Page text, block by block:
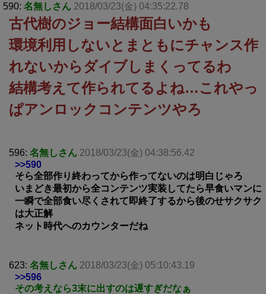
590: 名無しさん 2018/03/23(金) 04:35:22.78
古代樹のジョー結構面白いかも
環境利用しないとまともにチャンス作
れないからダイブしまくってるわ
結構考えて作られてるよね…これやっ
ぱアンロックコンテンツやろ
596: 名無しさん 2018/03/23(金) 04:38:56.42
>>590
そら全部作り終わってから作ってないのは明白じゃろ
いまどき最初から全コンテンツ実装してたら早食いマンに
一瞬で全部食い尽くされて即終了するから後のせサクサク
は大正解
ネット時代へのカウンターだね
623: 名無しさん 2018/03/23(金) 05:10:43.19
>>596
その考えなら3末に出すのは遅すぎだなぁ